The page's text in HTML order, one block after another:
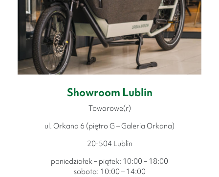
Showroom Lublin
Towarowe(r)
ul. Orkana 6 (piętro G – Galeria Orkana)
20-504 Lublin
poniedziałek – piątek: 10:00 – 18:00
sobota: 10:00 – 14:00